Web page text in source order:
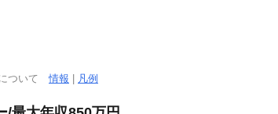
について情報 凡例